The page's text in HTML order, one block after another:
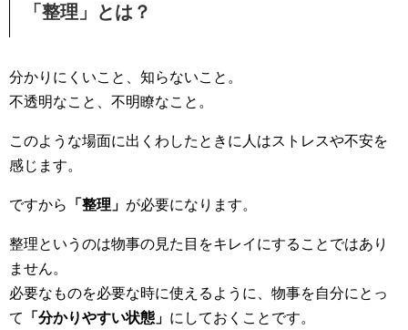
「整理」とは？
分かりにくいこと、知らないこと。
不透明なこと、不明瞭なこと。
このような場面に出くわしたときに人はストレスや不安を
感じます。
ですから 「整理」 が必要になります。
整理というのは物事の見た目をキレイにすることではあり
ません。
必要なものを必要な時に使えるように、物事を自分にとっ
て
「分かりやすい状態」 にしておくことです。